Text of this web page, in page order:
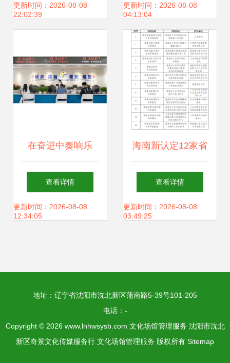
馆 探索文化场馆的
更新时间：2026-08-08
22:02:39
控的探索之路
更新时间：2026-08-08
04:13:04
在奋进中奏响乐
章，福田扬帆再起
航——文化场馆管
查看详情
更新时间：2026-08-08
12:34:05
海南新认定12家省
级科普场馆 完整名
单公布助力文化场
查看详情
更新时间：2026-08-08
03:49:25
地址：辽宁省沈阳市沈北新区蒲南路5-39号101-205
电话：-
Copyright © 2026 www.lnhwsysb.com 文化场馆管理服务 沈阳市沈北
新区奇景文化传媒服务行 文化场馆管理服务 版权所有 Sitemap